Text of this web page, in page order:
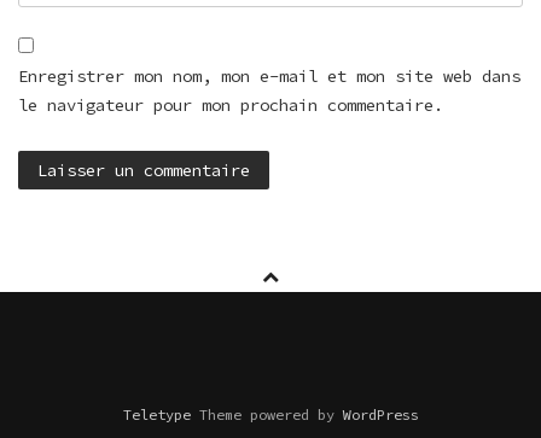
Enregistrer mon nom, mon e-mail et mon site web dans
le navigateur pour mon prochain commentaire.
TeletypeTheme powered byWordPress